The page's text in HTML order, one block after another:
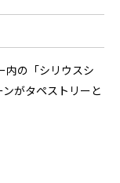
内の「シリウスシ
がタペストリーと